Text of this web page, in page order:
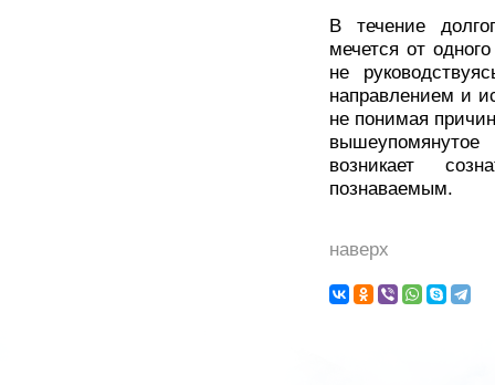
В течение
мечется от
не
направлением и
не понимая
вышеупомянутое
возникает
познаваемым.
наверх